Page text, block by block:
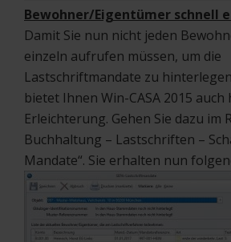
Bewohner/Eigentümer schnell
Damit Sie nun nicht jeden
einzeln aufrufen müssen, um die
Lastschriftmandate zu
bietet Ihnen Win-CASA 2015 auch
Erleichterung. Gehen Sie dazu im
Buchhaltung – Lastschriften –
Mandate“. Sie erhalten nun